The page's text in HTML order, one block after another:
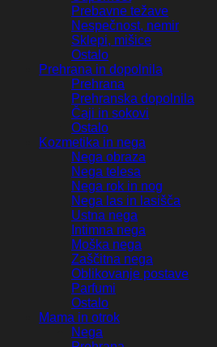
Prebavne težave
Nespečnost, nemir
Sklepi, mišice
Ostalo
Prehrana in dopolnila
Prehrana
Prehranska dopolnila
Čaji in sokovi
Ostalo
Kozmetika in nega
Nega obraza
Nega telesa
Nega rok in nog
Nega las in lasišča
Ustna nega
Intimna nega
Moška nega
Zaščitna nega
Oblikovanje postave
Parfumi
Ostalo
Mama in otrok
Nega